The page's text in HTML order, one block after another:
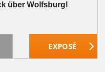
über Wolfsburg!